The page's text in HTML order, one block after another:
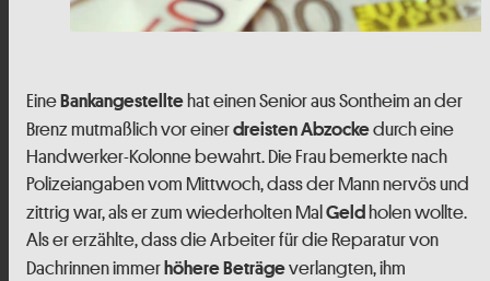
EineBankangestelltehat einen Senior aus Sontheim an der
Brenz mutmaßlich vor einerdreisten Abzockedurch eine
Handwerker-Kolonne bewahrt. Die Frau bemerkte nach
Polizeiangaben vom Mittwoch, dass der Mann nervös und
zittrig war, als er zum wiederholten MalGeldholen wollte.
Als er erzählte, dass die Arbeiter für die Reparatur von
Dachrinnen immerhöhere Beträgeverlangten, ihm